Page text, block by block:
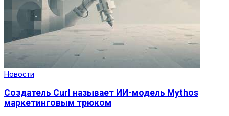
Новости
Создатель Curl называет ИИ-модель Mythos
маркетинговым трюком